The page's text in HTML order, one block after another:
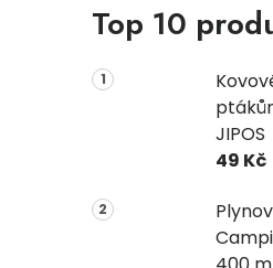
Top 10
JIPOS
49 Kč